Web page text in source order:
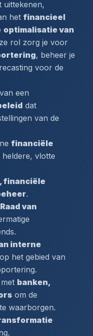
uittekenen,
het financieel
optimalisatie van
rol zorg je voor
, beheer je
voor de
dat
van de
financiële
vlotte
financiële
.
van
interne
het gebied van
banken,
om de
waarborgen.